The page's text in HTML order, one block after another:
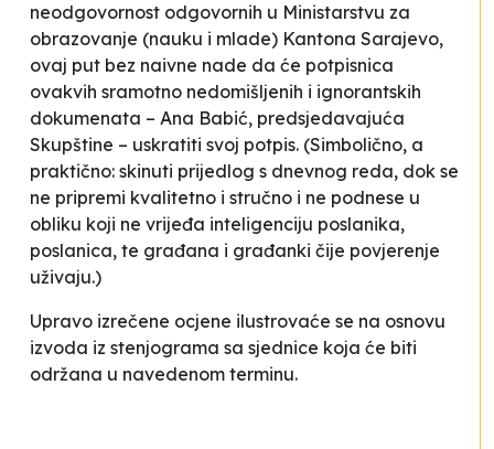
neodgovornost odgovornih u Ministarstvu za
obrazovanje (nauku i mlade) Kantona Sarajevo,
ovaj put bez naivne nade da će potpisnica
ovakvih sramotno nedomišljenih i ignorantskih
dokumenata – Ana Babić, predsjedavajuća
Skupštine – uskratiti svoj potpis. (Simbolično, a
praktično: skinuti prijedlog s dnevnog reda, dok se
ne pripremi kvalitetno i stručno i ne podnese u
obliku koji ne vrijeđa inteligenciju poslanika,
poslanica, te građana i građanki čije povjerenje
uživaju.)
Upravo izrečene ocjene ilustrovaće se na osnovu
izvoda iz stenjograma sa sjednice koja će biti
održana u navedenom terminu.